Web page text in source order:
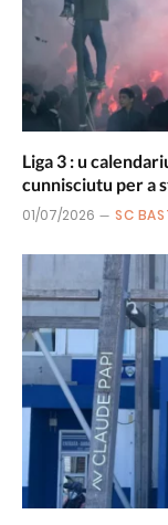
Liga 3 : u
cunnisciutu per a
01/07/2026 SC